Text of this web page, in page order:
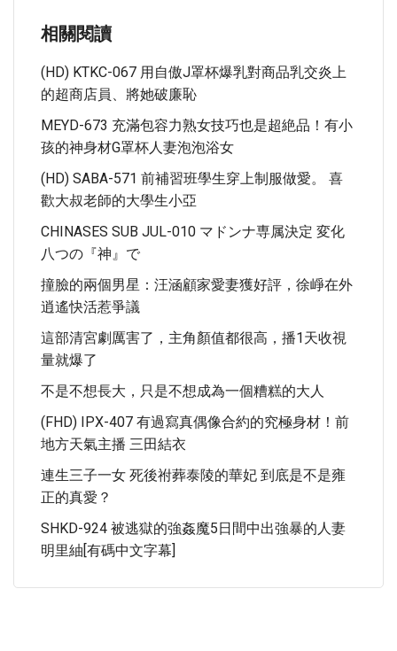
相關閱讀
(HD) KTKC-067 用自傲J罩杯爆乳對商品乳交炎上
的超商店員、將她破廉恥
MEYD-673 充滿包容力熟女技巧也是超絶品！有小
孩的神身材G罩杯人妻泡泡浴女
(HD) SABA-571 前補習班學生穿上制服做愛。 喜
歡大叔老師的大學生小亞
CHINASES SUB JUL-010 マドンナ専属決定 変化
八つの『神』で
撞臉的兩個男星：汪涵顧家愛妻獲好評，徐崢在外
逍遙快活惹爭議
這部清宮劇厲害了，主角顏值都很高，播1天收視
量就爆了
不是不想長大，只是不想成為一個糟糕的大人
(FHD) IPX-407 有過寫真偶像合約的究極身材！前
地方天氣主播 三田結衣
連生三子一女 死後祔葬泰陵的華妃 到底是不是雍
正的真愛？
SHKD-924 被逃獄的強姦魔5日間中出強暴的人妻
明里紬[有碼中文字幕]